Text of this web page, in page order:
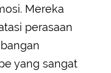
Mereka
perasaan
yang sangat